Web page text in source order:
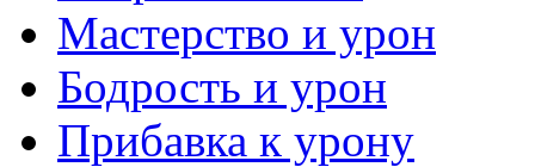
Мастерство и урон
Бодрость и урон
Прибавка к урону